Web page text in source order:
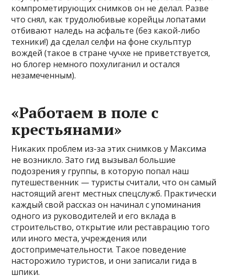
компрометирующих снимков он не делал. Разве
что снял, как трудолюбивые корейцы лопатами
отбивают наледь на асфальте (без какой-либо
техники!) да сделал селфи на фоне скульптур
вождей (такое в стране чучхе не приветствуется,
но блогер немного похулиганил и остался
незамеченным).
«Работаем в поле с
крестьянами»
Никаких проблем из-за этих снимков у Максима
не возникло. Зато гид вызывал большие
подозрения у группы, в которую попал наш
путешественник — туристы считали, что он самый
настоящий агент местных спецслужб. Практически
каждый свой рассказ он начинал с упоминания
одного из руководителей и его вклада в
строительство, открытие или реставрацию того
или иного места, учреждения или
достопримечательности. Такое поведение
насторожило туристов, и они записали гида в
шпики.